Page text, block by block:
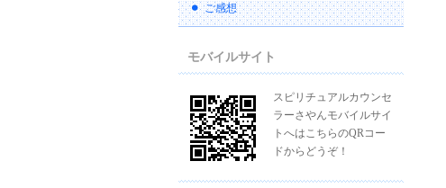
ご感想
モバイルサイト
スピリチュアルカウンセ
ラーさやんモバイルサイ
トへはこちらのQRコー
ドからどうぞ！